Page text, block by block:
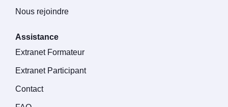
Nous rejoindre
Assistance
Extranet Formateur
Extranet Participant
Contact